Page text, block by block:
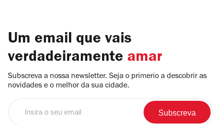
Um email que vais
verdadeiramente amar
Subscreva a nossa newsletter. Seja o primerio a descobrir as
novidades e o melhor da sua cidade.